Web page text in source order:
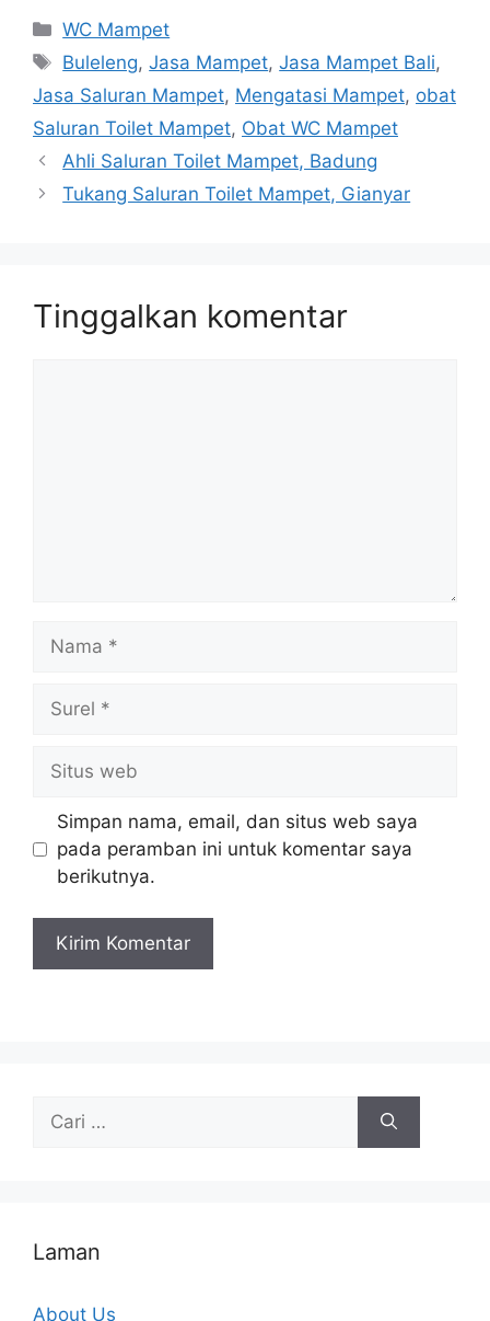
Kategori
WC Mampet
Tag
Buleleng,Jasa Mampet,Jasa Mampet Bali,
Jasa Saluran Mampet, Mengatasi Mampet, obat
Saluran Toilet Mampet, Obat WC Mampet
Ahli Saluran Toilet Mampet, Badung
Tukang Saluran Toilet Mampet, Gianyar
Tinggalkan komentar
web
Simpan nama, email, dan situs web saya
pada peramban ini untuk komentar saya
berikutnya.
untuk:
Laman
About Us